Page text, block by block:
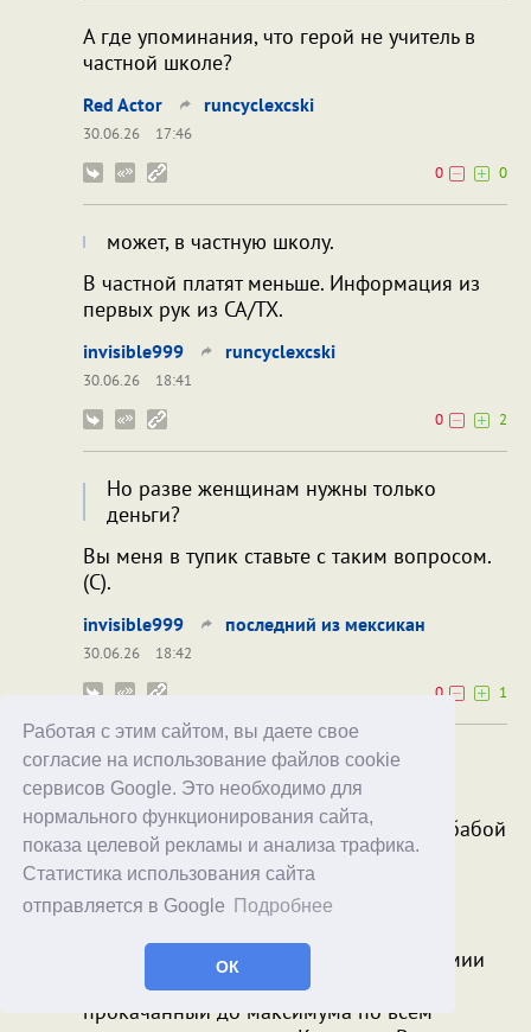
Работая с этим сайтом, вы даете свое
согласие на использование файлов cookie
сервисов Google. Это необходимо для
нормального функционирования сайта,
показа целевой рекламы и анализа трафика.
Статистика использования сайта
отправляется в Google
Подробнее
ОК
А где упоминания, что герой не учитель в
частной школе?
Red Actor runcyclexcski
30.06.26
17:46
0
0
может, в частную школу.
В частной платят меньше. Информация из
первых рук из CA/TX.
invisible999 runcyclexcski
30.06.26
18:41
0
2
Но разве женщинам нужны только
деньги?
Вы меня в тупик ставьте с таким вопросом.
(С).
invisible999 последний из мексикан
30.06.26
18:42
0
1
Вы меня в тупик ставьте с таким
вопросом. (С).
Но с бабками баб найти проще, чем с бабой
– бабки.
Тут не поспоришь.
На эту тему вспоминается фильм
Кинопоиске). Там был учитель астрономии
Марин Мирою. Учитель 80-го уровня,
прокачанный до максимума по всем